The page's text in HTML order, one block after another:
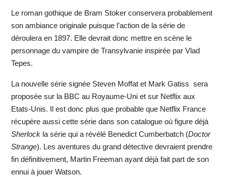
Le roman gothique de Bram Stoker conservera probablement
son ambiance originale puisque l’action de la série de
déroulera en 1897. Elle devrait donc mettre en scène le
personnage du vampire de Transylvanie inspirée par Vlad
Tepes.
La nouvelle série signée Steven Moffat et Mark Gatiss sera
proposée sur la BBC au Royaume-Uni et sur Netflix aux
Etats-Unis. Il est donc plus que probable que Netflix France
récupère aussi cette série dans son catalogue où figure déjà
Sherlockla série qui a révélé Benedict Cumberbatch (Doctor
Strange). Les aventures du grand détective devraient prendre
fin définitivement, Martin Freeman ayant déjà fait part de son
ennui à jouer Watson.